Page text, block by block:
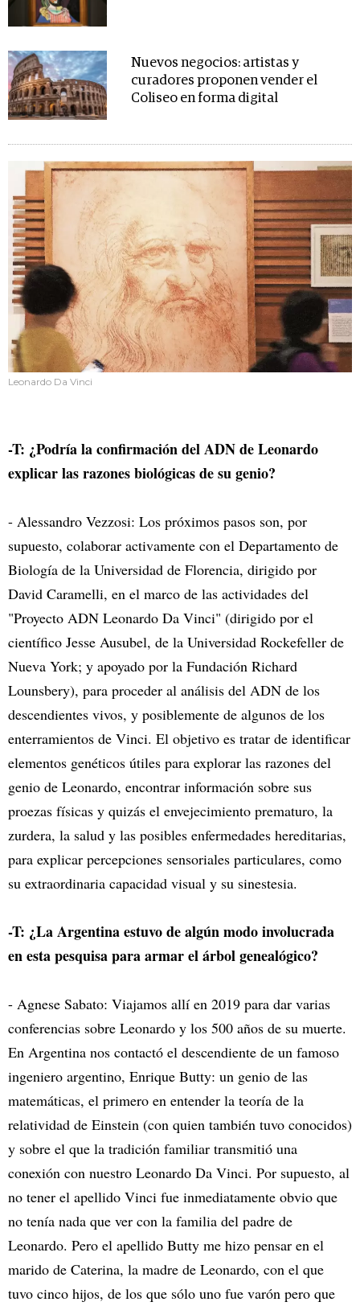
Nuevos negocios: artistas y
curadores proponen vender el
Coliseo en forma digital
Leonardo Da Vinci
-T: ¿Podría la confirmación del ADN de Leonardo
explicar las razones biológicas de su genio?
- Alessandro Vezzosi: Los próximos pasos son, por
supuesto, colaborar activamente con el Departamento de
Biología de la Universidad de Florencia, dirigido por
David Caramelli, en el marco de las actividades del
"Proyecto ADN Leonardo Da Vinci" (dirigido por el
científico Jesse Ausubel, de la Universidad Rockefeller de
Nueva York; y apoyado por la Fundación Richard
Lounsbery), para proceder al análisis del ADN de los
descendientes vivos, y posiblemente de algunos de los
enterramientos de Vinci. El objetivo es tratar de identificar
elementos genéticos útiles para explorar las razones del
genio de Leonardo, encontrar información sobre sus
proezas físicas y quizás el envejecimiento prematuro, la
zurdera, la salud y las posibles enfermedades hereditarias,
para explicar percepciones sensoriales particulares, como
su extraordinaria capacidad visual y su sinestesia.
-T: ¿La Argentina estuvo de algún modo involucrada
en esta pesquisa para armar el árbol genealógico?
- Agnese Sabato: Viajamos allí en 2019 para dar varias
conferencias sobre Leonardo y los 500 años de su muerte.
En Argentina nos contactó el descendiente de un famoso
ingeniero argentino, Enrique Butty: un genio de las
matemáticas, el primero en entender la teoría de la
relatividad de Einstein (con quien también tuvo conocidos)
y sobre el que la tradición familiar transmitió una
conexión con nuestro Leonardo Da Vinci. Por supuesto, al
no tener el apellido Vinci fue inmediatamente obvio que
no tenía nada que ver con la familia del padre de
Leonardo. Pero el apellido Butty me hizo pensar en el
marido de Caterina, la madre de Leonardo, con el que
tuvo cinco hijos, de los que sólo uno fue varón pero que